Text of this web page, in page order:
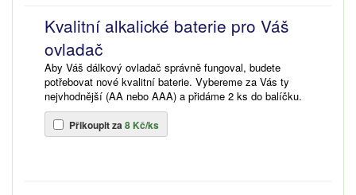
Kvalitní alkalické baterie pro Váš
ovladač
Aby Váš dálkový ovladač správně fungoval, budete
potřebovat nové kvalitní baterie. Vybereme za Vás ty
nejvhodnější (AA nebo AAA) a přidáme 2 ks do balíčku.
Přikoupit za 8 Kč/ks